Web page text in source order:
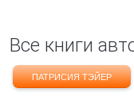
Все книги
ПАТРИСИЯ ТЭЙЕР